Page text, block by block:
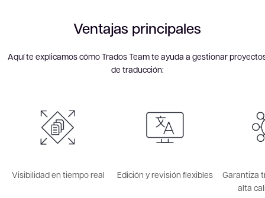
Ventajas principales
Aquí te explicamos cómo Trados Team te ayuda a gestionar
de traducción:
Visibilidad en tiempo real Edición y revisión flexibles
Garantiza
alta